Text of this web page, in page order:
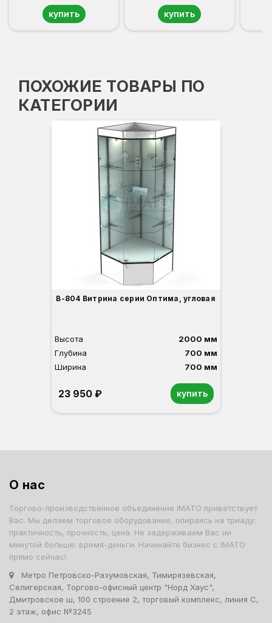
купить купить
ПОХОЖИЕ ТОВАРЫ ПО
КАТЕГОРИИ
В-804 Витрина серии Оптима, угловая
Высота
2000 мм
Глубина
700 мм
Ширина
700 мм
23 950 ₽ купить
О нас
Торгово-производственное объединение IMATO приветствует
Вас. Мы делаем торговое оборудование, опираясь на триаду:
практичность, прочность, цена. Не задерживаем Вас ни
минутой больше: время-деньги. Начинайте бизнес с IMATO
прямо сейчас!
Метро Петровско-Разумовская, Тимирязевская,
Селигерская, Торгово-офисный центр "Норд Хаус",
Дмитровское ш, 100 строение 2, торговый комплекс, линия С,
2 этаж, офис №3245